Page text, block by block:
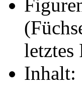
letztes
Inhalt: